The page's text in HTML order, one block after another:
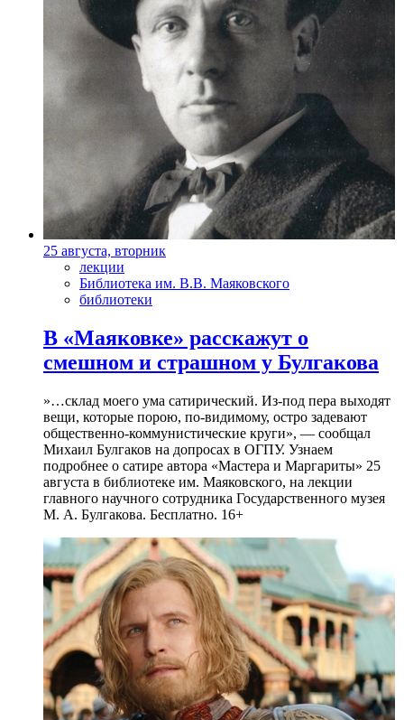
25 августа, вторник
лекции
Библиотека им. В.В. Маяковского
библиотеки
В «Маяковке» расскажут о
смешном и страшном у Булгакова
»…склад моего ума сатирический. Из-под пера выходят
вещи, которые порою, по-видимому, остро задевают
общественно-коммунистические круги», — сообщал
Михаил Булгаков на допросах в ОГПУ. Узнаем
подробнее о сатире автора «Мастера и Маргариты» 25
августа в библиотеке им. Маяковского, на лекции
главного научного сотрудника Государственного музея
М. А. Булгакова. Бесплатно. 16+